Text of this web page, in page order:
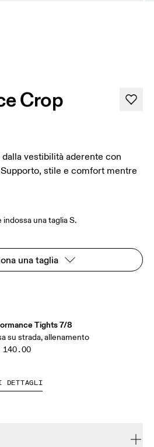
Crop
vestibilità aderente con
stile e comfort mentre
indossa una taglia S.
una taglia
Tights 7/8
su strada, allenamento
140.00
DETTAGLI